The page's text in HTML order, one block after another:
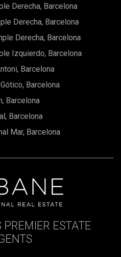
y de Barcelona y
plazas. La ubicación de
gótico, el parque de la
Su ubicación hace que
Derecha, Barcelona
Derecha, Barcelona
Derecha, Barcelona
Izquierdo, Barcelona
Barcelona
Barcelona
Barcelona
Barcelona
Mar, Barcelona
PREMIER ESTATE